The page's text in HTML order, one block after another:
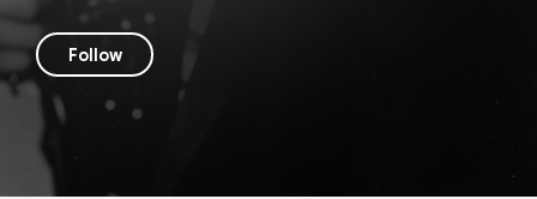
Follow